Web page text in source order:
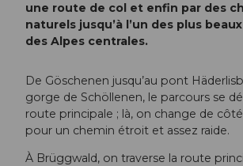
une route de col et enfin par des
naturels jusqu’à l’un des plus
des Alpes centrales.
De Göschenen jusqu’au pont
gorge de Schöllenen, le parcours se
route principale ; là, on change de
pour un chemin étroit et assez raide.
À Brüggwald, on traverse la route